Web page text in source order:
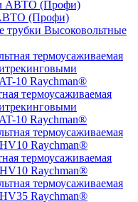
(Профи)
Высоковольтные
термоусаживаемая
10 Raychman®
термоусаживаемая
Raychman®